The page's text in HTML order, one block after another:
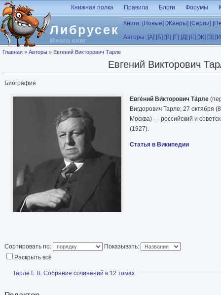
Перейти к основному содержанию
Либрусек
Много книг
Книжная полка Правила Блоги Форумы
Книги: [Новые] [Жанры] [Серии]
Авторы: [А] [Б] [В] [Г] [Д] [Е] [Ж] [З]
Вы здесь
Главная » Авторы » Евгений Викторович Тарле
Евгений Викторович
Биография
Евге́ний Ви́кторович Та́рле
Вигдорович Тарле; 27 октября
Москва) — российский и
(1927).
Статья в Википедии
Сортировать по:
Показывать:
Раскрыть всё
Показать
Тарле Е.В. Собрание сочинений в 12 томах